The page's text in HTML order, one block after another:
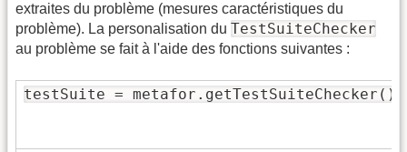
extraites du problème (mesures caractéristiques du
problème). La personalisation du TestSuiteChecker
au problème se fait à l'aide des fonctions suivantes :
testSuite = metafor.getTestSuiteChecker()